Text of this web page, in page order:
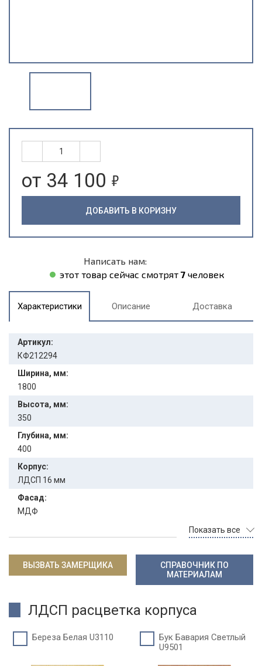
от 34 100 5
ДОБАВИТЬ В КОРИЗНУ
Написать нам:
этот товар сейчас смотрят 7человек
Характеристики Описание Доставка
Артикул:
КФ212294
Ширина, мм:
1800
Высота, мм:
350
Глубина, мм:
400
Корпус:
ЛДСП 16 мм
Фасад:
МДФ
Показать все
ВЫЗВАТЬ ЗАМЕРЩИКА
СПРАВОЧНИК ПО
МАТЕРИАЛАМ
ЛДСП расцветка корпуса
Береза Белая U3110
Бук Бавария Светлый
U9501